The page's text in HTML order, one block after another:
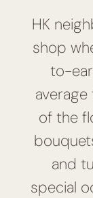
HK
shop
to-
of the
and
special